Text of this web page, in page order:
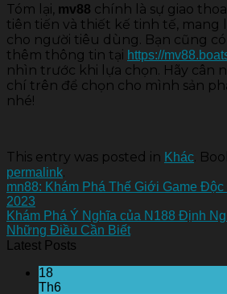
Tóm lại, mv88 chính là sự giao
tiên tiến và thiết kế tinh tế, mang
cho người tiêu dùng. Bạn cũng
thêm thông tin tại https://
nhìn trước khi lựa chọn. Hãy cân
chí trên để chọn cho mình sản
nhé!
This entry was posted in Khác.
permalink.
mn88: Khám Phá Thế Giới Game
2023
Khám Phá Ý Nghĩa của N188 Định
Những Điều Cần Biết
Latest Posts
18
Th6